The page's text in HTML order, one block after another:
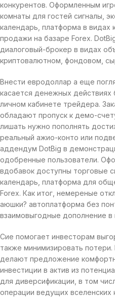
конкурентов. Оформленным
комнаты для гостей сигналы,
календарь, платформа в видах
продажи на базаре Forex.
диалоговый-брокер в видах
криптовалютном, фондовом,
Внести евродоллар а еще
касается денежных действиях
личном кабинете трейдера.
обладают пропуск к демо-
лишать нужно пополнять
реальный ажио-конто или
аддендум DotBig в
одобренные пользователи.
вдобавок доступны торговые
календарь, платформа для
Forex. Как итог, немереные
аюшки? автоплатформа без
взаимовыгодные дополнение в
Сие помогает инвесторам
также минимизировать
делают предложение
инвестиции в актив из
для диверсификации, в том
операции ведущих вселенских